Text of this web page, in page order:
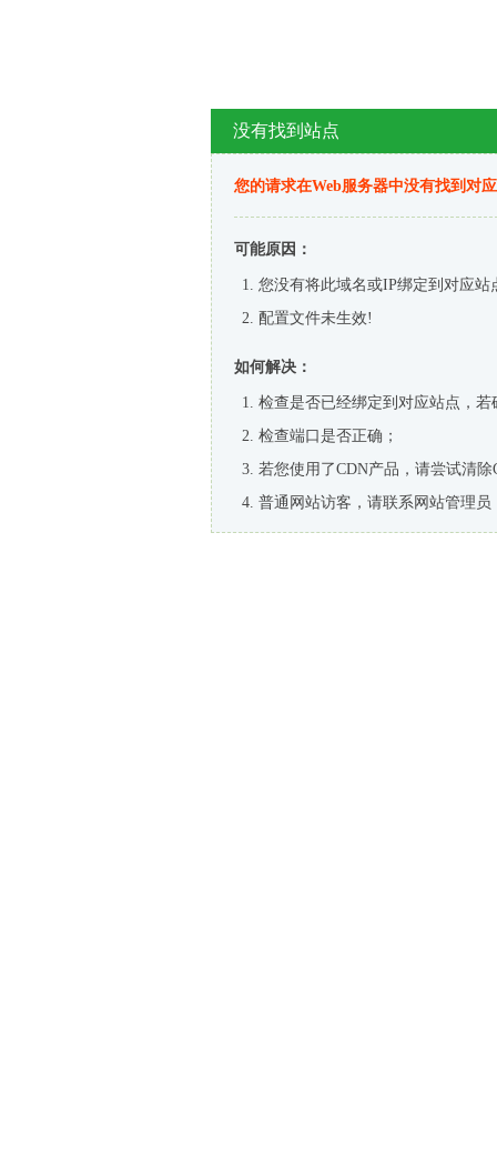
没有找到站点
您的请求在Web服务器中没有找到对
可能原因：
您没有将此域名或IP绑定到对应站
配置文件未生效!
如何解决：
检查是否已经绑定到对应站点，
检查端口是否正确；
若您使用了CDN产品，请尝试清除
普通网站访客，请联系网站管理员